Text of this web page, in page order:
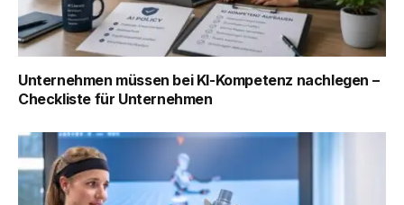
Unternehmen müssen bei KI-Kompetenz nachlegen –
Checkliste für Unternehmen